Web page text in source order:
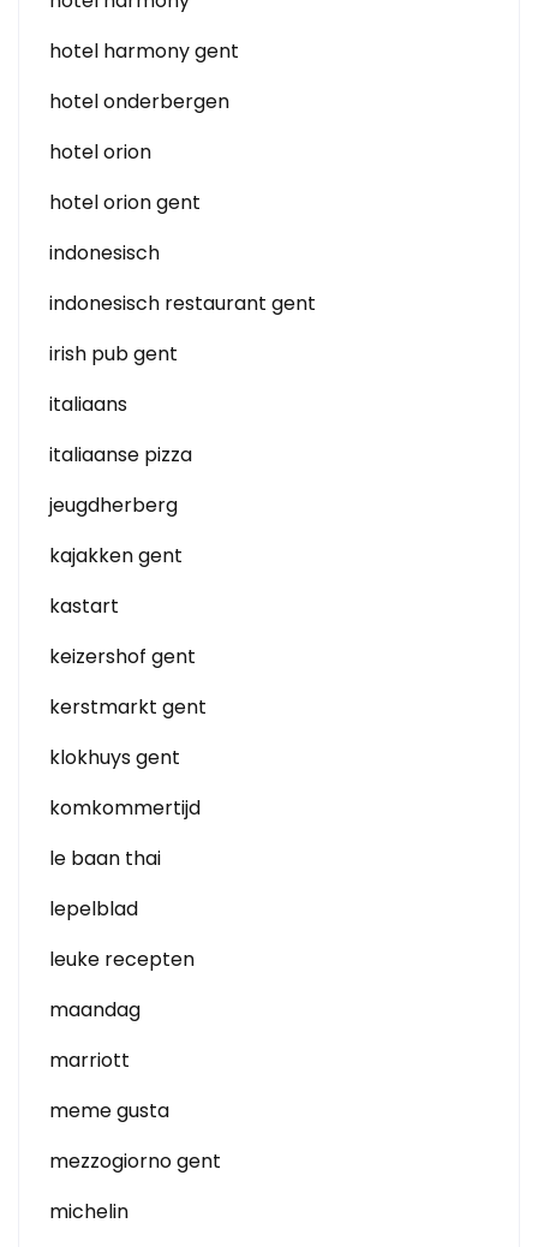
hotel harmony gent
hotel onderbergen
hotel orion
hotel orion gent
indonesisch
indonesisch restaurant gent
irish pub gent
italiaans
italiaanse pizza
jeugdherberg
kajakken gent
kastart
keizershof gent
kerstmarkt gent
klokhuys gent
komkommertijd
le baan thai
lepelblad
leuke recepten
maandag
marriott
meme gusta
mezzogiorno gent
michelin